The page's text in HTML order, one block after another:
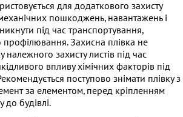
для додаткового захисту
пошкоджень, навантажень і
під час транспортування,
Захисна плівка не
належного захисту листів під час
впливу хімічних факторів під
поступово знімати плівку з
за елементом, перед кріпленням
до будівлі.